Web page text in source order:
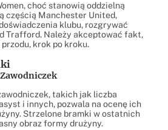
choć stanowią oddzielną
częścią Manchester United,
klubu, rozgrywać
Trafford. Należy akceptować fakt,
przodu, krok po kroku.
takich jak liczba
i innych, pozwala na ocenę ich
Strzelone bramki w ostatnich
obraz formy drużyny.